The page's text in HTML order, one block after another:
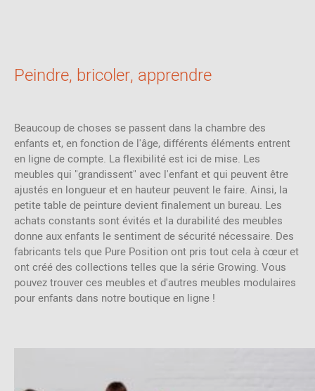
Peindre, bricoler, apprendre
Beaucoup de choses se passent dans la chambre des
enfants et, en fonction de l'âge, différents éléments entrent
en ligne de compte. La flexibilité est ici de mise. Les
meubles qui "grandissent" avec l'enfant et qui peuvent être
ajustés en longueur et en hauteur peuvent le faire. Ainsi, la
petite table de peinture devient finalement un bureau. Les
achats constants sont évités et la durabilité des meubles
donne aux enfants le sentiment de sécurité nécessaire. Des
fabricants tels que Pure Position ont pris tout cela à cœur et
ont créé des collections telles que la série Growing. Vous
pouvez trouver ces meubles et d'autres meubles modulaires
pour enfants dans notre boutique en ligne !